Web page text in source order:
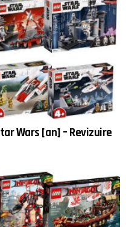
Wars [an] – Revizuire